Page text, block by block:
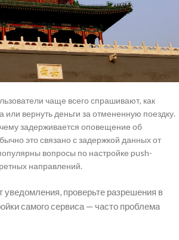
чаще всего спрашивают, как
или вернуть деньги за отмененную поездку.
задерживается оповещение об
это связано с задержкой данных от
вопросы по настройке push-
направлений.
уведомления, проверьте разрешения в
самого сервиса — часто проблема